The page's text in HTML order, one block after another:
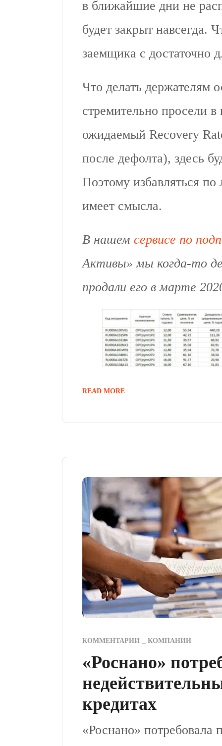
в ближайшие дни не
будет закрыт навсегда.
заемщика с достаточно
Что делать держателям
стремительно просели
ожидаемый Recovery
после дефолта), здесь
Поэтому избавляться
имеет смысла.
В нашем сервисе по
Активы» мы когда-то
продали его в марте
READ MORE
КОММЕНТАРИИ КОМПАНИИ
«Роснано»
кредитах
«Роснано» потребовала